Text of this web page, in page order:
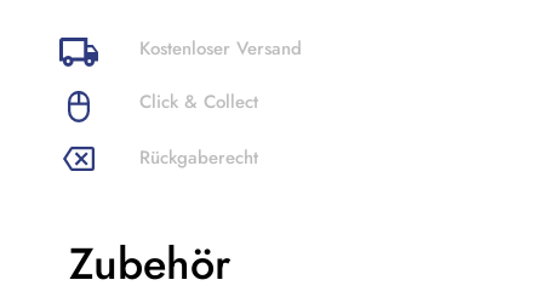
Kostenloser Versand
Click & Collect
Rückgaberecht
Zubehör